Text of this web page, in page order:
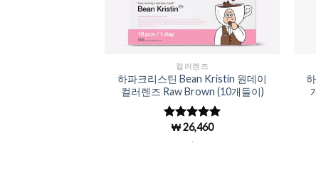
Add to
Wishlist
컬러렌즈
하파크리스틴 Bean Kristin 원데이
컬러렌즈 Raw Brown (10개들이)
5 중에서
로 평
₩26,460